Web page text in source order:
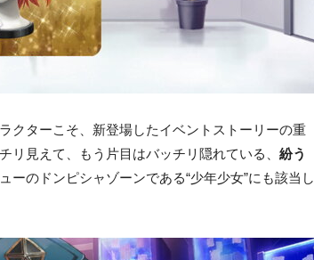
クターこそ、新登場したイベントストーリーの重
リ見えて、もう片目はバッチリ隠れている、 紛う
ーのドンピシャゾーンである“少年少女”にも該当し